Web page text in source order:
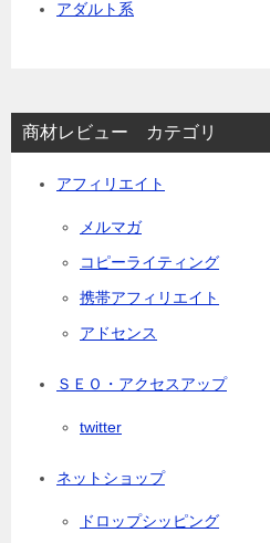
アダルト系
商材レビュー カテゴリ
アフィリエイト
メルマガ
コピーライティング
携帯アフィリエイト
アドセンス
ＳＥＯ・アクセスアップ
twitter
ネットショップ
ドロップシッピング